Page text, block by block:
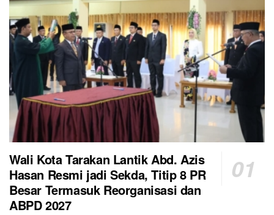
Wali Kota Tarakan Lantik Abd. Azis
Hasan Resmi jadi Sekda, Titip 8 PR
Besar Termasuk Reorganisasi dan
ABPD 2027